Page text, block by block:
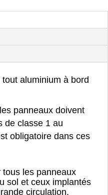
aluminium à bord
panneaux doivent
de classe 1 au
obligatoire dans ces
tous les panneaux
sol et ceux implantés
circulation,